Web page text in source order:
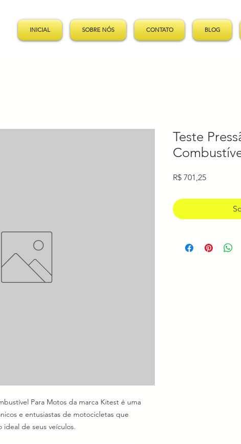
INICIAL SOBRE NÓS CONTATO BLOG
Para Motos da marca Kitest é uma
e entusiastas de motocicletas que
de seus veículos.
Teste
R$ 701,25Preço